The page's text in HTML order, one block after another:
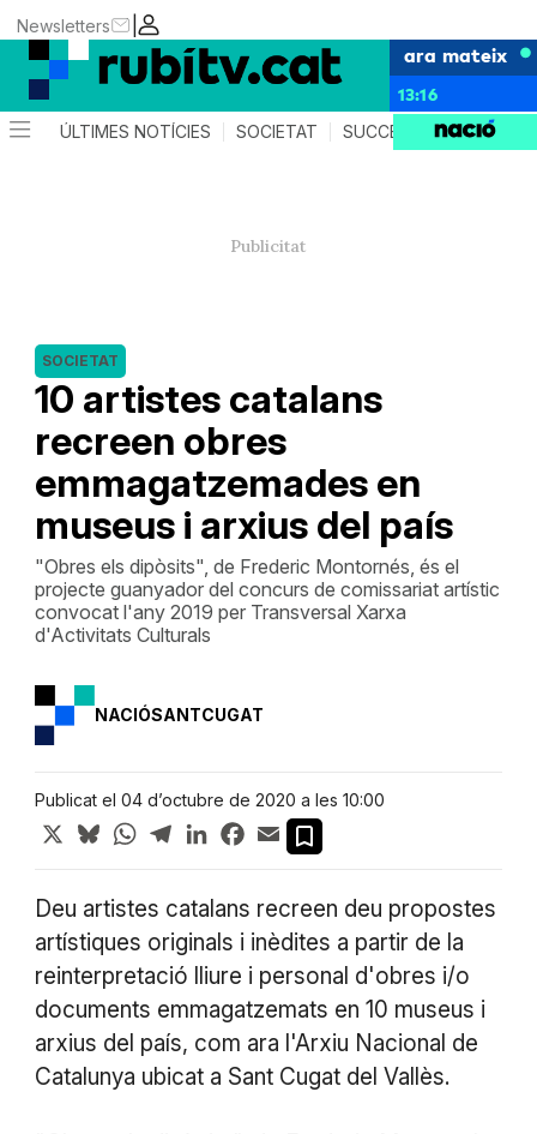
|
Newsletters
ara mateix
13:16
ÚLTIMES NOTÍCIES SOCIETAT SUCCESSOS
10 artistes catalans
recreen obres
emmagatzemades en
museus i arxius del país
SOCIETAT
"Obres els dipòsits", de Frederic Montornés, és el
projecte guanyador del concurs de comissariat artístic
convocat l'any 2019 per Transversal Xarxa
d'Activitats Culturals
NACIÓSANTCUGAT
Publicat el 04 d’octubre de 2020 a les 10:00
X BlueskyWhatsApp
TelegramLinkedInFacebook
Email
Deu artistes catalans recreen deu propostes
artístiques originals i inèdites a partir de la
reinterpretació lliure i personal d'obres i/o
documents emmagatzemats en 10 museus i
arxius del país, com ara l'Arxiu Nacional de
Catalunya ubicat a Sant Cugat del Vallès.